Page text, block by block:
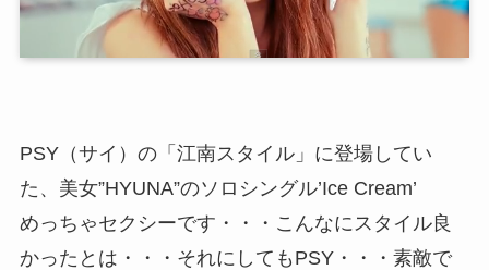
PSY（サイ）の「江南スタイル」に登場してい
た、美女”HYUNA”のソロシングル’Ice Cream’
めっちゃセクシーです・・・こんなにスタイル良
かったとは・・・それにしてもPSY・・・素敵で